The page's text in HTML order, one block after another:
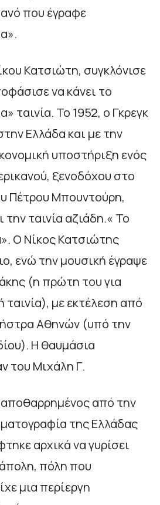
που έγραφε
Κατσιώτη, συγκλόνισε
να κάνει το
ταινία. Το 1952, ο Γκρεγκ
Ελλάδα και με την
υποστήριξη ενός
ξενοδόχου στο
Πέτρου Μπουντούρη,
την ταινία αζιάδη.« Το
Ο Νίκος Κατσιώτης
ενώ την μουσική έγραψε
(η πρώτη του για
ταινία), με εκτέλεση από
Αθηνών (υπό την
Η θαυμάσια
του Μιχάλη Γ.
από την
της Ελλάδας
αρχικά να γυρίσει
πόλη που
μια περίεργη